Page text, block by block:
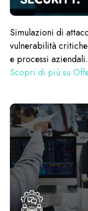
Simulazioni di
vulnerabilità
e processi aziendali.
Scopri di più su